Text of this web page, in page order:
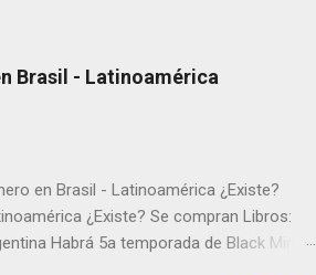
Brasil - Latinoamérica
en Brasil - Latinoamérica ¿Existe?
¿Existe? Se compran Libros:
Habrá 5a temporada de Black Mirror